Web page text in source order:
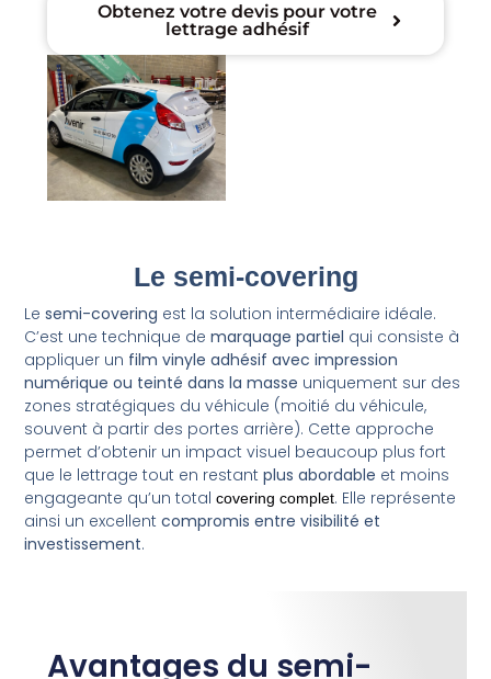
Obtenez votre devis pour votre
lettrage adhésif
Le semi-covering
Lesemi-covering est la solution intermédiaire idéale.
C’est une technique demarquage partiel qui consiste à
appliquer un film vinyle adhésif avec impression
numérique ou teinté dans la masse uniquement sur des
zones stratégiques du véhicule (moitié du véhicule,
souvent à partir des portes arrière). Cette approche
permet d’obtenir un impact visuel beaucoup plus fort
que le lettrage tout en restantplus abordable et moins
engageante qu’un totalcovering complet. Elle représente
ainsi un excellentcompromis entre visibilité et
investissement.
Avantages du semi-